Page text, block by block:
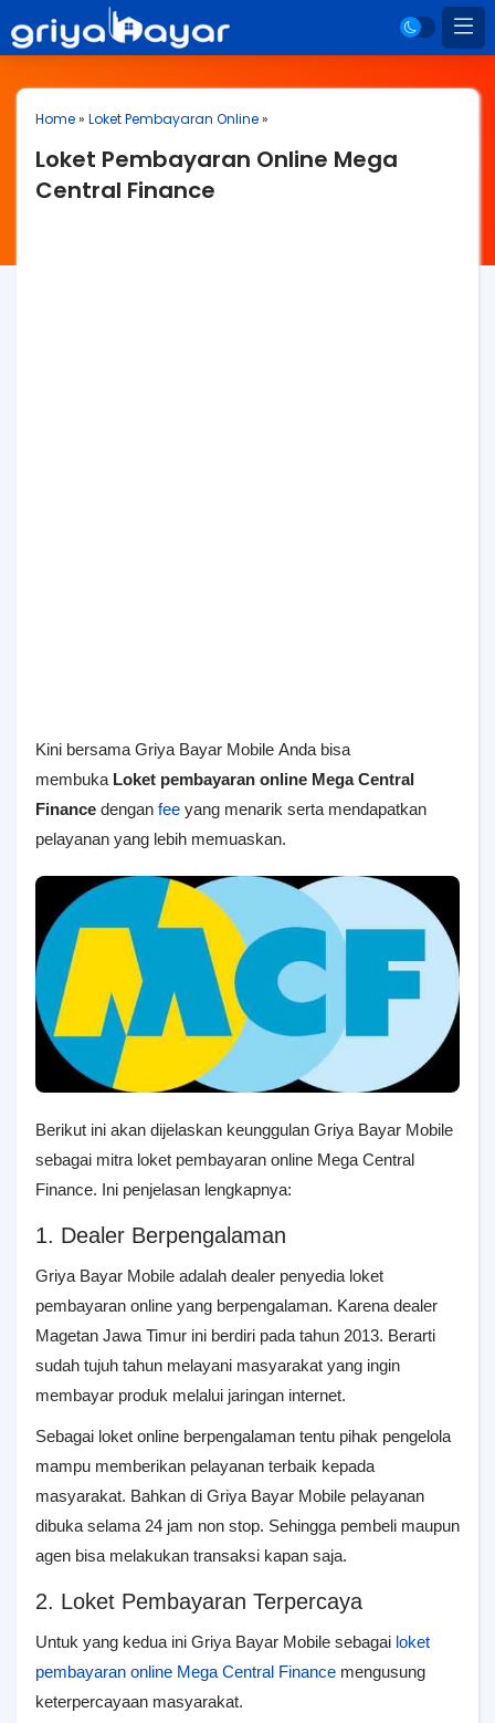
Home» Loket Pembayaran Online»
Loket Pembayaran Online Mega
Central Finance
Kini bersama Griya Bayar Mobile Anda bisa
membuka Loket pembayaran online Mega Central
Finance dengan fee yang menarik serta mendapatkan
pelayanan yang lebih memuaskan.
Berikut ini akan dijelaskan keunggulan Griya Bayar Mobile
sebagai mitra loket pembayaran online Mega Central
Finance. Ini penjelasan lengkapnya:
1. Dealer Berpengalaman
Griya Bayar Mobile adalah dealer penyedia loket
pembayaran online yang berpengalaman. Karena dealer
Magetan Jawa Timur ini berdiri pada tahun 2013. Berarti
sudah tujuh tahun melayani masyarakat yang ingin
membayar produk melalui jaringan internet.
Sebagai loket online berpengalaman tentu pihak pengelola
mampu memberikan pelayanan terbaik kepada
masyarakat. Bahkan di Griya Bayar Mobile pelayanan
dibuka selama 24 jam non stop. Sehingga pembeli maupun
agen bisa melakukan transaksi kapan saja.
2. Loket Pembayaran Terpercaya
Untuk yang kedua ini Griya Bayar Mobile sebagai loket
pembayaran online Mega Central Finance mengusung
keterpercayaan masyarakat.